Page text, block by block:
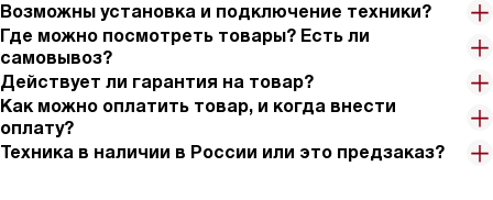
Возможны установка и подключение техники?
Где можно посмотреть товары? Есть ли
самовывоз?
Действует ли гарантия на товар?
Как можно оплатить товар, и когда внести
оплату?
Техника в наличии в России или это предзаказ?